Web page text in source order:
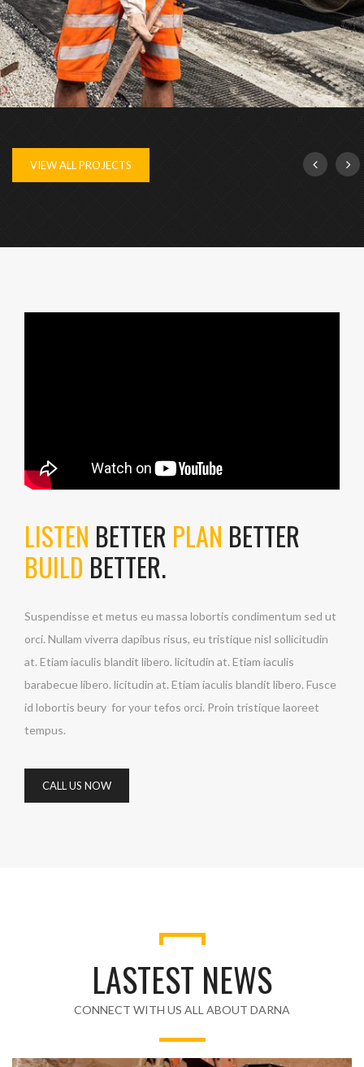
VIEW ALL PROJECTS
LISTEN BETTER PLAN BETTER
BUILD BETTER.
Suspendisse et metus eu massa lobortis condimentum sed ut
orci. Nullam viverra dapibus risus, eu tristique nisl sollicitudin
at. Etiam iaculis blandit libero. licitudin at. Etiam iaculis
barabecue libero. licitudin at. Etiam iaculis blandit libero. Fusce
id lobortis beury for your tefos orci. Proin tristique laoreet
tempus.
CALL US NOW
LASTEST NEWS
CONNECT WITH US ALL ABOUT DARNA